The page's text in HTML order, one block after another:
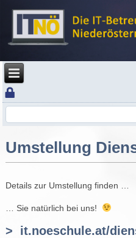
Umstellung
Details zur Umstellung finden …
… Sie natürlich bei uns!
> it.noeschule.at/